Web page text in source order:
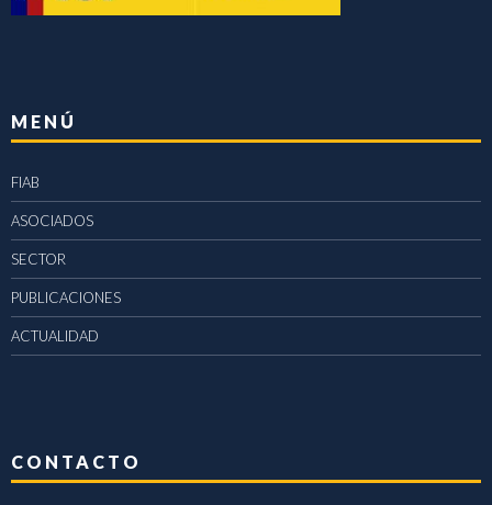
MENÚ
FIAB
ASOCIADOS
SECTOR
PUBLICACIONES
ACTUALIDAD
CONTACTO